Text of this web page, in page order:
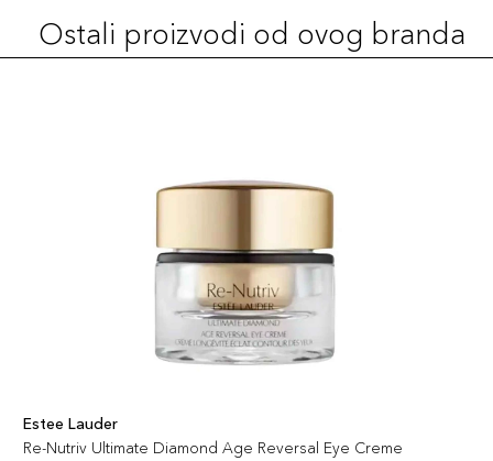
UNCONTROLLABLE
608
113,00 KM
887167615304
320 - DEFIANT
IRRESISTIBLE
Ostali proizvodi od ovog branda
Estee Lauder
Re-Nutriv Ultimate Diamond Age Reversal Eye Creme